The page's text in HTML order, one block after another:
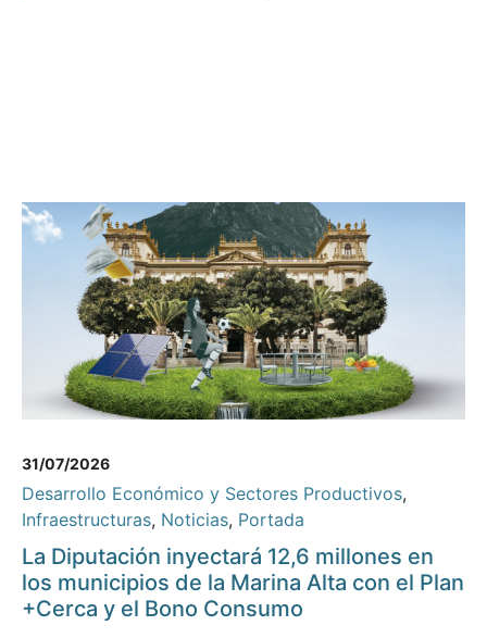
31/07/2026
Desarrollo Económico y Sectores Productivos,
Infraestructuras, Noticias, Portada
La Diputación inyectará 12,6 millones en
los municipios de la Marina Alta con el Plan
+Cerca y el Bono Consumo